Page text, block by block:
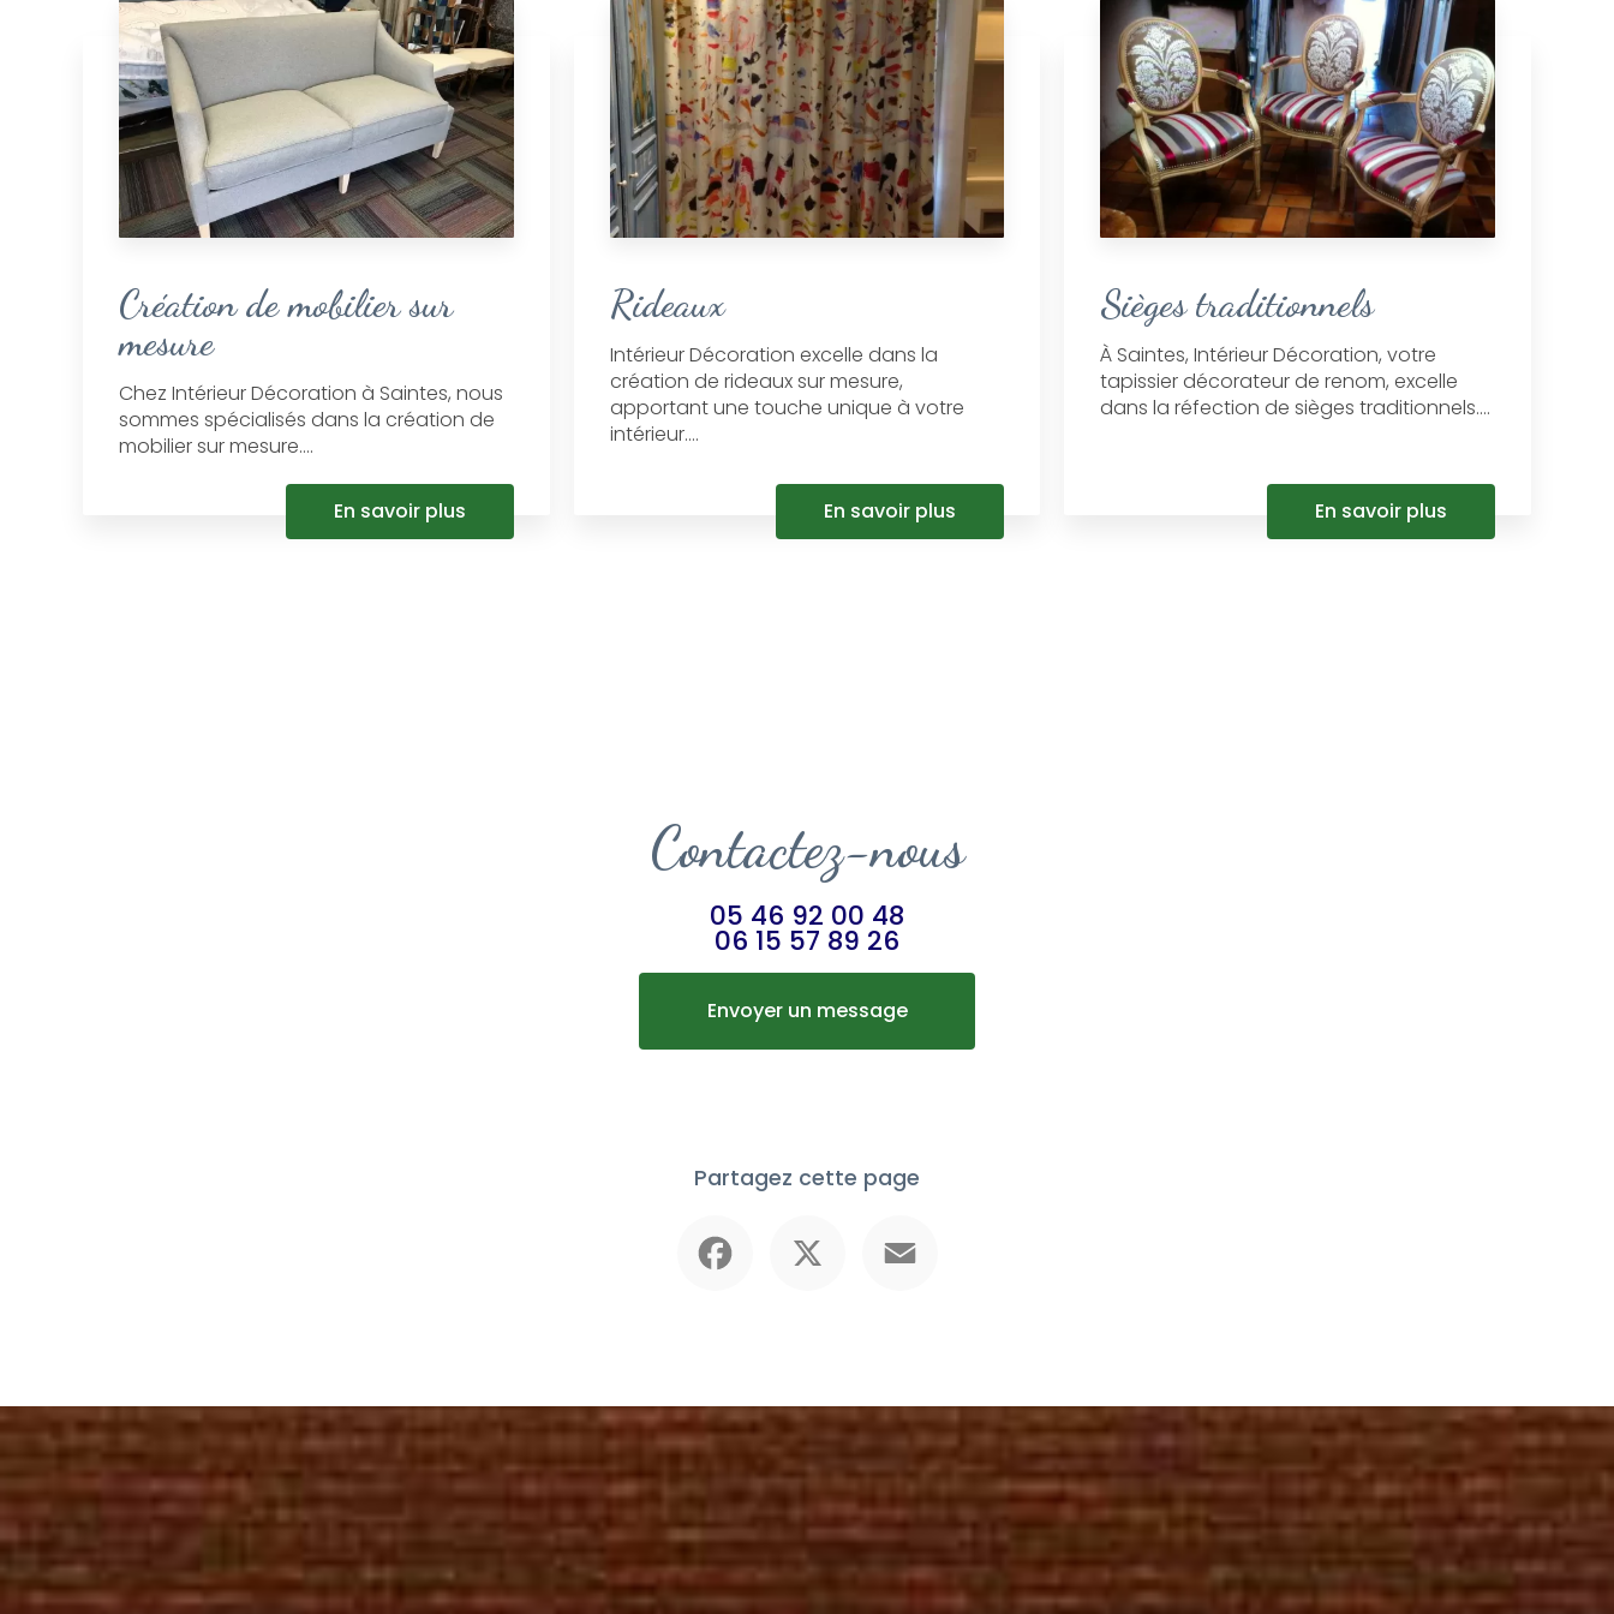
Création de mobilier sur
mesure
Chez Intérieur Décoration à Saintes, nous
sommes spécialisés dans la création de
mobilier sur mesure....
En savoir plus
Rideaux
Intérieur Décoration excelle dans la
création de rideaux sur mesure,
apportant une touche unique à votre
intérieur....
En savoir plus
Sièges traditionnels
À Saintes, Intérieur Décoration, votre
tapissier décorateur de renom, excelle
dans la réfection de sièges traditionnels....
En savoir plus
Contactez-nous
05 46 92 00 48
06 15 57 89 26
Envoyer un message
Partagez cette page